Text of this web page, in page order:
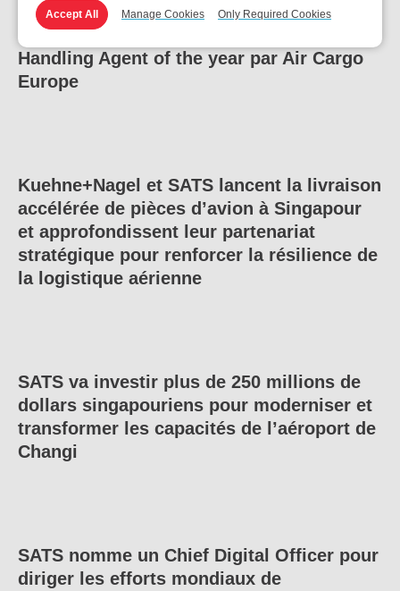
La filiale de SATS, Worldwide Flight
Services (WFS), nommée Global Air Cargo
Handling Agent of the year par Air Cargo
Europe
Kuehne+Nagel et SATS lancent la livraison
accélérée de pièces d’avion à Singapour
et approfondissent leur partenariat
stratégique pour renforcer la résilience de
la logistique aérienne
SATS va investir plus de 250 millions de
dollars singapouriens pour moderniser et
transformer les capacités de l’aéroport de
Changi
SATS nomme un Chief Digital Officer pour
diriger les efforts mondiaux de
Accept All Manage Cookies Only Required Cookies